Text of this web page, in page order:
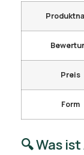
Preis
Form
🔍 Was